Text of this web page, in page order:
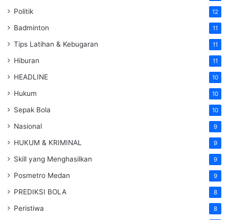
Politik 12
Badminton 11
Tips Latihan & Kebugaran 11
Hiburan 11
HEADLINE 10
Hukum 10
Sepak Bola 10
Nasional 9
HUKUM & KRIMINAL 9
Skill yang Menghasilkan 9
Posmetro Medan 9
PREDIKSI BOLA 8
Peristiwa 8